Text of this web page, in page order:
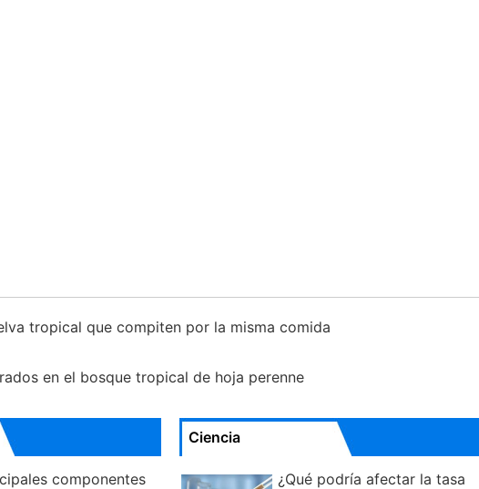
tropical que compiten por la misma comida
en el bosque tropical de hoja perenne
componentes
Ciencia
¿Qué podría afectar la tasa